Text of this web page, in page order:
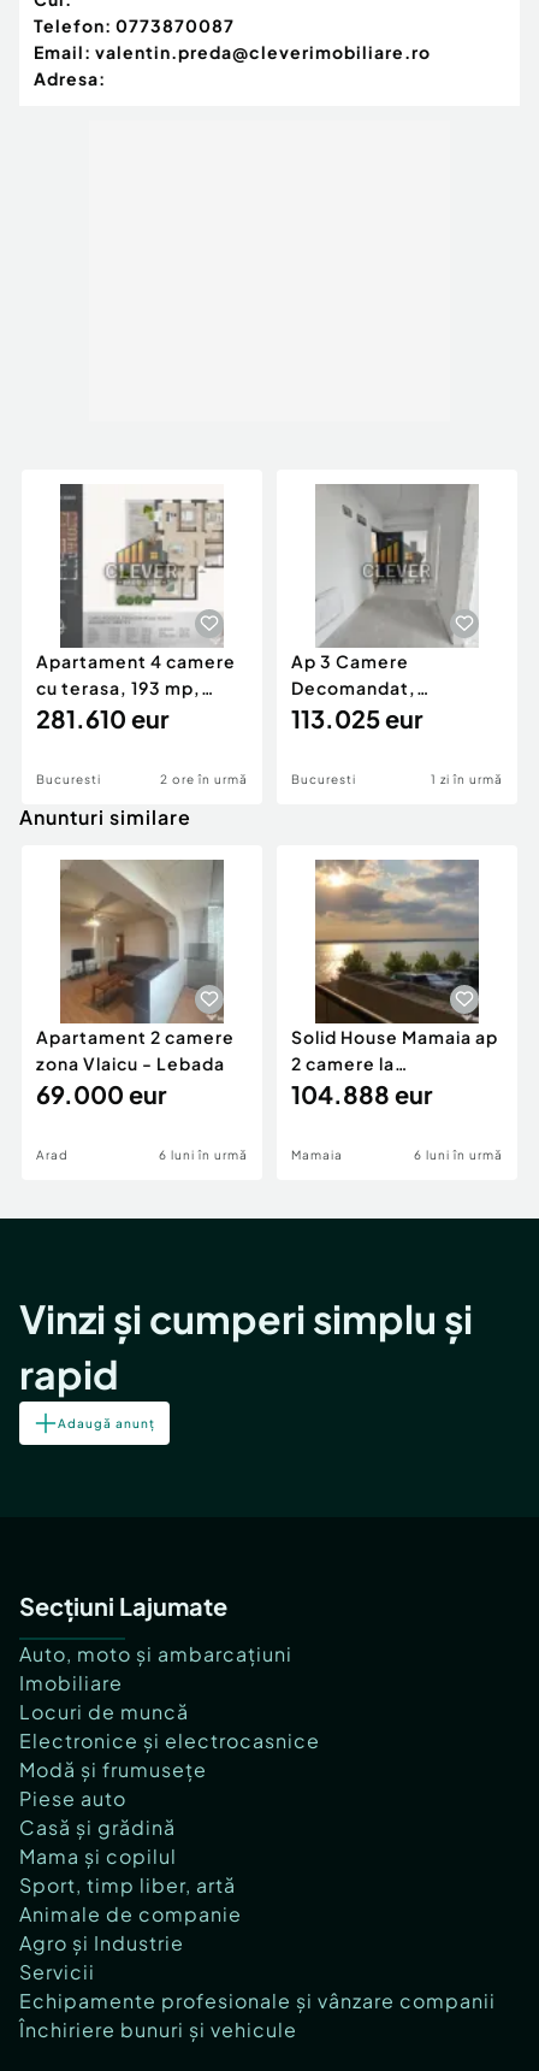
Telefon: 0773870087
Email: valentin.preda@cleverimobiliare.ro
Adresa:
Apartament 4 camere
cu terasa, 193 mp,
metrou Teclu, Pallady
281.610 eur
Bucuresti 2 ore în urmă
Ap 3 Camere
Decomandat,
finalizare rapida,
113.025 eur
Bucuresti 1 zi în urmă
Anunturi similare
Apartament 2 camere
zona Vlaicu - Lebada
69.000 eur
Arad 6 luni în urmă
Solid House Mamaia ap
2 camere la
cheie,langa Mega
104.888 eur
Mamaia 6 luni în urmă
Vinzi și cumperi simplu și
rapid
Adaugă anunț
Secțiuni Lajumate
Auto, moto și ambarcațiuni
Imobiliare
Locuri de muncă
Electronice și electrocasnice
Modă și frumusețe
Piese auto
Casă și grădină
Mama și copilul
Sport, timp liber, artă
Animale de companie
Agro și Industrie
Servicii
Echipamente profesionale și vânzare companii
Închiriere bunuri și vehicule